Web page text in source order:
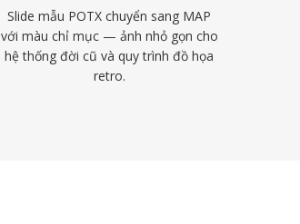
Slide mẫu POTX chuyển sang MAP
với màu chỉ mục — ảnh nhỏ gọn cho
hệ thống đời cũ và quy trình đồ họa
retro.